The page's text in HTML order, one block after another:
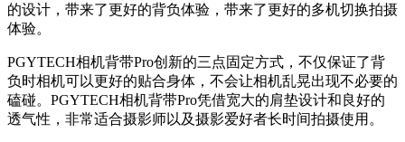
的设计，带来了更好的背负体验，带来了更好的多机切换拍摄
体验。
PGYTECH相机背带Pro创新的三点固定方式，不仅保证了背
负时相机可以更好的贴合身体，不会让相机乱晃出现不必要的
磕碰。PGYTECH相机背带Pro凭借宽大的肩垫设计和良好的
透气性，非常适合摄影师以及摄影爱好者长时间拍摄使用。